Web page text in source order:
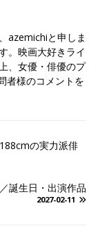
azemichiと申しま
。映画大好きライ
、女優・俳優のプ
者様のコメントを
の実力派俳
誕生日・出演作品
2027-02-11